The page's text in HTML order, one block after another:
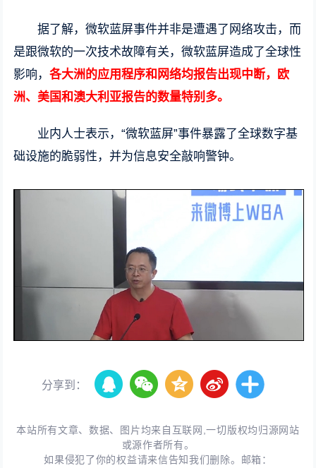
据了解，微软蓝屏事件并非是遭遇了网络攻击，而
是跟微软的一次技术故障有关，微软蓝屏造成了全球性
影响，各大洲的应用程序和网络均报告出现中断，欧
洲、美国和澳大利亚报告的数量特别多。
业内人士表示，“微软蓝屏”事件暴露了全球数字基
础设施的脆弱性，并为信息安全敲响警钟。
分享到：
本站所有文章、数据、图片均来自互联网,一切版权均归源网站
或源作者所有。
如果侵犯了你的权益请来信告知我们删除。邮箱：